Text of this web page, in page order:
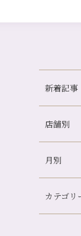
新着記事
どのく
冷房
山科駅
ょう！
帰省
店舗別
さがの
デュ
伏見
月別
2026年
カテゴリ